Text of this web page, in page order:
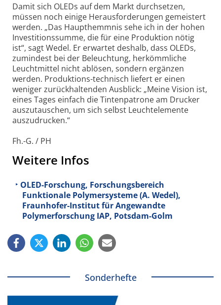
Damit sich OLEDs auf dem Markt durchsetzen,
müssen noch einige Herausforderungen gemeistert
werden. „Das Haupthemmnis sehe ich in der hohen
Investitionssumme, die für eine Produktion nötig
ist“, sagt Wedel. Er erwartet deshalb, dass OLEDs,
zumindest bei der Beleuchtung, herkömmliche
Leuchtmittel nicht ablösen, sondern ergänzen
werden. Produktions-technisch liefert er einen
weniger zurückhaltenden Ausblick: „Meine Vision ist,
eines Tages einfach die Tintenpatrone am Drucker
auszutauschen, um sich selbst Leuchtelemente
auszudrucken.“
Fh.-G. / PH
Weitere Infos
OLED-Forschung, Forschungsbereich
Funktionale Polymersysteme (A. Wedel),
Fraunhofer-Institut für Angewandte
Polymerforschung IAP, Potsdam-Golm
Sonderhefte